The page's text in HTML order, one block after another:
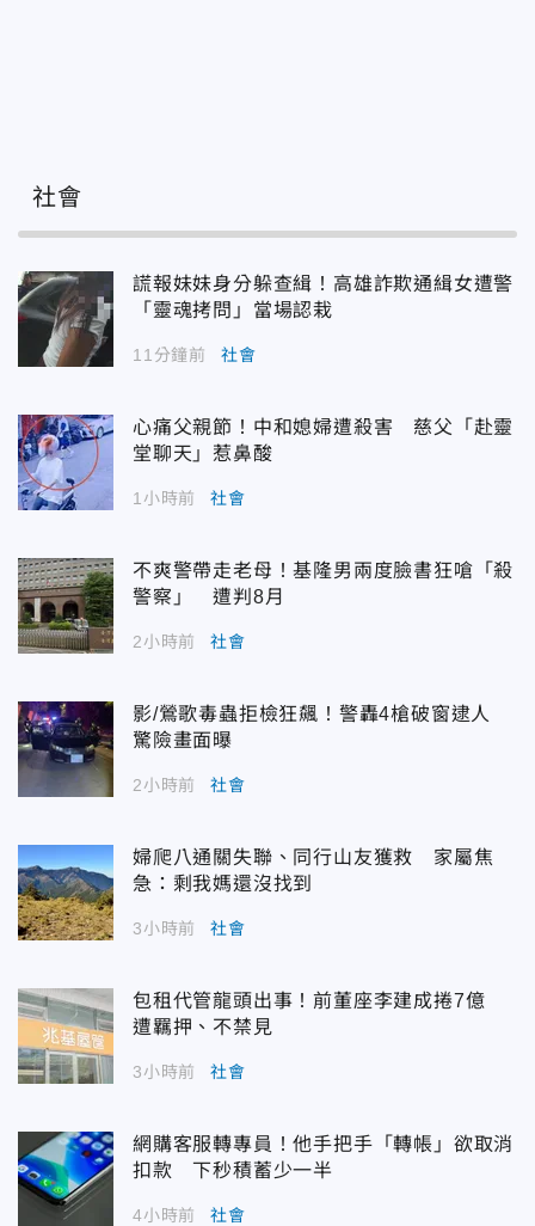
社會
謊報妹妹身分躲查緝！高雄詐欺通緝女遭警
「靈魂拷問」當場認栽
11分鐘前 社會
心痛父親節！中和媳婦遭殺害 慈父「赴靈
堂聊天」惹鼻酸
1小時前 社會
不爽警帶走老母！基隆男兩度臉書狂嗆「殺
警察」 遭判8月
2小時前 社會
影/鶯歌毒蟲拒檢狂飆！警轟4槍破窗逮人
驚險畫面曝
2小時前 社會
婦爬八通關失聯、同行山友獲救 家屬焦
急：剩我媽還沒找到
3小時前 社會
包租代管龍頭出事！前董座李建成捲7億
遭羈押、不禁見
3小時前 社會
網購客服轉專員！他手把手「轉帳」欲取消
扣款 下秒積蓄少一半
4小時前 社會